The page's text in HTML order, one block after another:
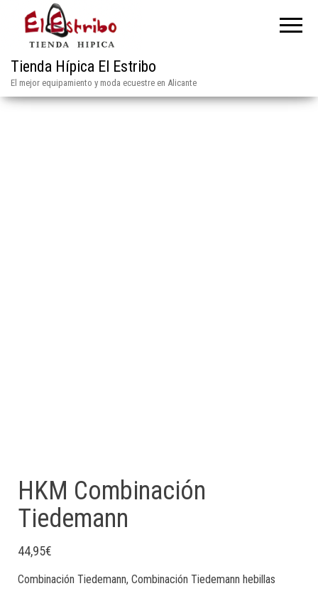
Tienda Hípica El Estribo
El mejor equipamiento y moda ecuestre en Alicante
HKM Combinación
Tiedemann
44,95€
Combinación Tiedemann, Combinación Tiedemann hebillas